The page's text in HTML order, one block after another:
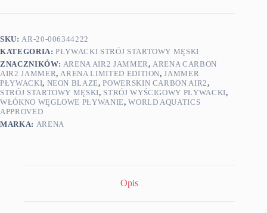
LE
SKU:AR-20-006344222
KATEGORIA:PŁYWACKI STRÓJ STARTOWY MĘSKI
ZNACZNIKÓW: ARENA AIR2 JAMMER,ARENA CARBON
AIR2 JAMMER,ARENA LIMITED EDITION,JAMMER
PŁYWACKI, NEON BLAZE,POWERSKIN CARBON AIR2,
STRÓJ STARTOWY MĘSKI, STRÓJ WYŚCIGOWY PŁYWACKI,
WŁÓKNO WĘGLOWE PŁYWANIE,WORLD AQUATICS
APPROVED
MARKA: ARENA
Opis